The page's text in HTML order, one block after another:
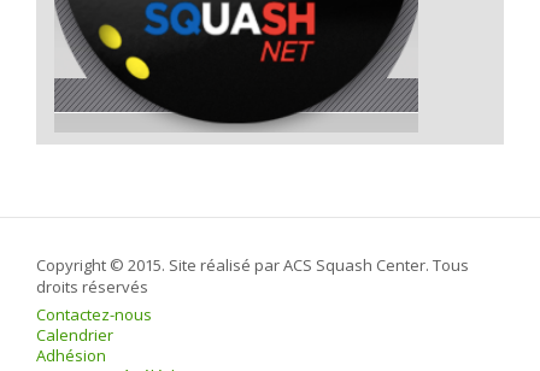
Copyright © 2015. Site réalisé par ACS Squash Center. Tous
droits réservés
Contactez-nous
Calendrier
Adhésion